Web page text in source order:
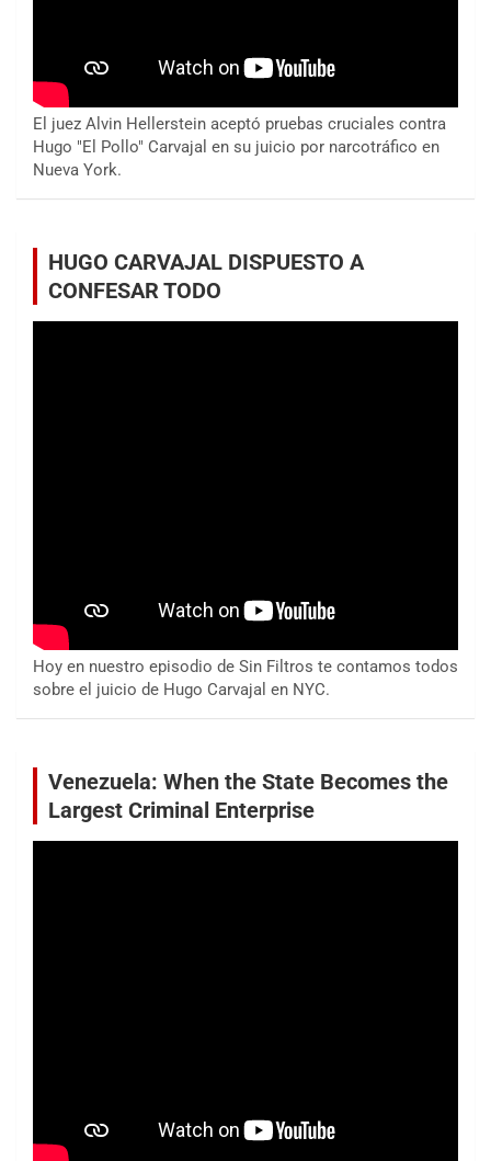
El juez Alvin Hellerstein aceptó pruebas cruciales contra
Hugo "El Pollo" Carvajal en su juicio por narcotráfico en
Nueva York.
HUGO CARVAJAL DISPUESTO A
CONFESAR TODO
Hoy en nuestro episodio de Sin Filtros te contamos todos
sobre el juicio de Hugo Carvajal en NYC.
Venezuela: When the State Becomes the
Largest Criminal Enterprise